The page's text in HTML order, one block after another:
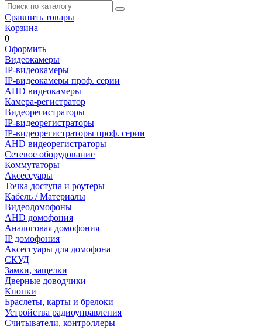
Сравнить товары
Корзина
0
Оформить
Видеокамеры
IP-видеокамеры
IP-видеокамеры проф. серии
AHD видеокамеры
Камера-регистратор
Видеорегистраторы
IP-видеорегистраторы
IP-видеорегистраторы проф. серии
AHD видеорегистраторы
Сетевое оборудование
Коммутаторы
Аксессуары
Точка доступа и роутеры
Кабель / Материалы
Видеодомофоны
AHD домофония
Аналоговая домофония
IP домофония
Аксессуары для домофона
СКУД
Замки, защелки
Дверные доводчики
Кнопки
Браслеты, карты и брелоки
Устройства радиоуправления
Считыватели, контроллеры